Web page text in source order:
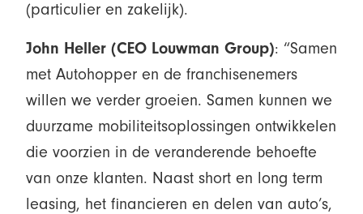
(particulier en zakelijk).
John Heller (CEO Louwman Group): “Samen
met Autohopper en de franchisenemers
willen we verder groeien. Samen kunnen we
duurzame mobiliteitsoplossingen ontwikkelen
die voorzien in de veranderende behoefte
van onze klanten. Naast short en long term
leasing, het financieren en delen van auto’s,